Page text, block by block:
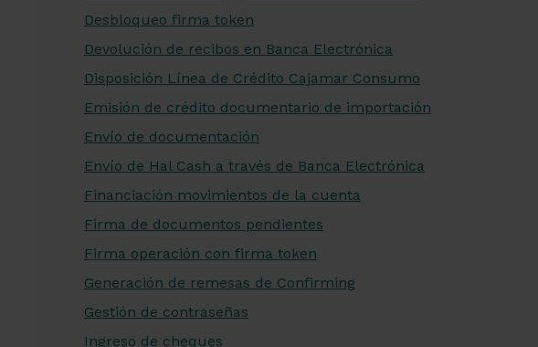
Desbloqueo firma token
Devolución de recibos en Banca Electrónica
Disposición Línea de Crédito Cajamar Consumo
Emisión de crédito documentario de importación
Envío de documentación
Envío de Hal Cash a través de Banca Electrónica
Financiación movimientos de la cuenta
Firma de documentos pendientes
Firma operación con firma token
Generación de remesas de Confirming
Gestión de contraseñas
Ingreso de cheques